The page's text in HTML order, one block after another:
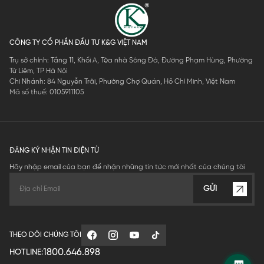
CÔNG TY CỔ PHẦN ĐẦU TƯ K&G VIỆT NAM
Trụ sở chính: Tầng 11, Khối A, Tòa nhà Sông Đà, Đường Phạm Hùng, Phường
Từ Liêm, TP Hà Nội
Chi Nhánh: 84 Nguyễn Trãi, Phường Chợ Quán, Hồ Chí Minh, Việt Nam
Mã số thuế: 0105911105
ĐĂNG KÝ NHẬN TIN ĐIỆN TỬ
Hãy nhập email của bạn để nhận những tin tức mới nhất của chúng tôi
GỬI
THEO DÕI CHÚNG TÔI
HOTLINE:1800.646.898